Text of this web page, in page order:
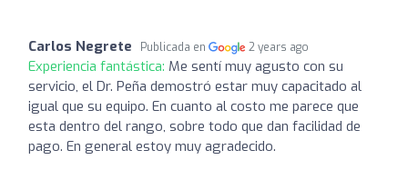
Carlos Negrete Publicada en 2 years ago
Experiencia fantástica: Me sentí muy agusto con su
servicio, el Dr. Peña demostró estar muy capacitado al
igual que su equipo. En cuanto al costo me parece que
esta dentro del rango, sobre todo que dan facilidad de
pago. En general estoy muy agradecido.